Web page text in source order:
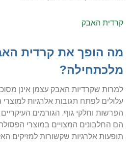
קרדית האבק
מה הופך את קרדית
מלכתחילה?
למרות שקרדיות האבק עצמן אינן
עלולים לפתח תגובות אלרגיות למוצרי
הפרשות וחלקי גוף. הגורמים
הם החלבונים המצויים במוצרי הפסולת
תופעות אלרגיות שקשורות למזיקים